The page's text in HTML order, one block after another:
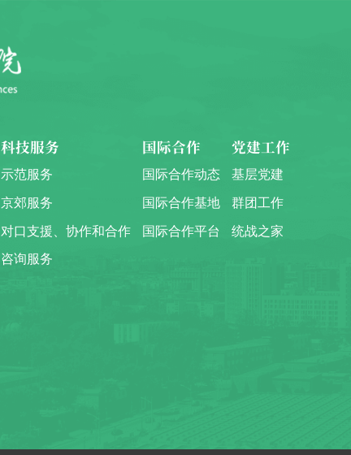
科技服务
示范服务
京郊服务
对口支援、协作和合作
咨询服务
国际合作
国际合作动态
国际合作基地
国际合作平台
党建工作
基层党建
群团工作
统战之家